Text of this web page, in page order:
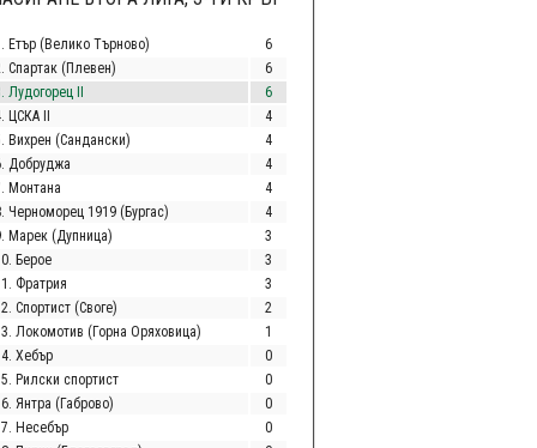
Етър (Велико Търново)
6
Спартак (Плевен)
6
Лудогорец II
6
ЦСКА II
4
Вихрен (Сандански)
4
Добруджа
4
Монтана
4
Черноморец 1919 (Бургас)
4
Марек (Дупница)
3
Берое
3
Фратрия
3
Спортист (Своге)
2
Локомотив (Горна Оряховица)
1
Хебър
0
Рилски спортист
0
Янтра (Габрово)
0
Несебър
0